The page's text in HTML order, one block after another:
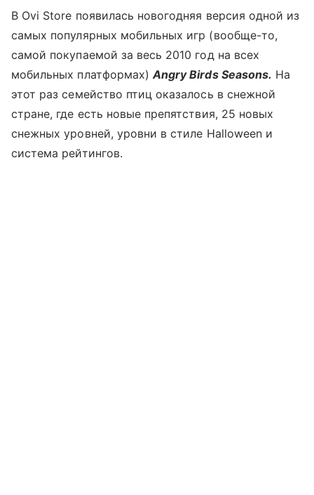
В Ovi Store появилась новогодняя версия одной из
самых популярных мобильных игр (вообще-то,
самой покупаемой за весь 2010 год на всех
мобильных платформах)Angry Birds Seasons. На
этот раз семейство птиц оказалось в снежной
стране, где есть новые препятствия, 25 новых
снежных уровней, уровни в стиле Halloween и
система рейтингов.